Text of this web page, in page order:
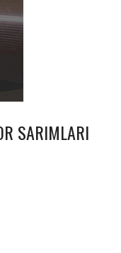
SARIMLARI